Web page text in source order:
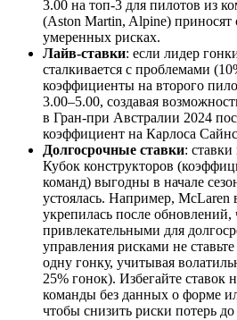
3.00 на топ-3 для пилотов из
(Aston Martin, Alpine) приносят
умеренных рисках.
Лайв-ставки: если лидер
сталкивается с проблемами
коэффициенты на второго
3.00–5.00, создавая
в Гран-при Австралии 2024
коэффициент на Карлоса
Долгосрочные ставки:
Кубок конструкторов
команд) выгодны в начале
устоялась. Например, McLaren
укрепилась после обновлений,
привлекательными для
управления рисками не
одну гонку, учитывая
25% гонок). Избегайте ставок
команды без данных о форме
чтобы снизить риски потерь